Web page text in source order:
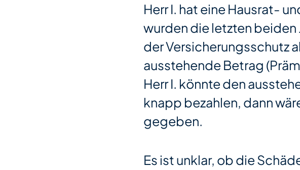
Herr I. hat eine Hausrat-
wurden die letzten
der Versicherungsschutz
ausstehende Betrag
Herr I. könnte den
knapp bezahlen, dann
gegeben.
Es ist unklar, ob die